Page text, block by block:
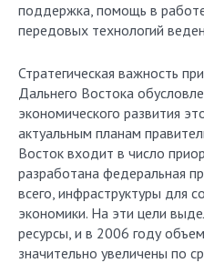
поддержка, помощь в
передовых технологий
Стратегическая важность
Дальнего Востока
экономического развития
актуальным планам
Восток входит в число
разработана федеральная
всего, инфраструктуры для
экономики. На эти цели
ресурсы, и в 2006 году
значительно увеличены по